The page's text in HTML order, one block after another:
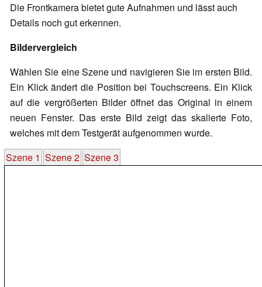
Die Frontkamera bietet gute Aufnahmen und lässt auch
Details noch gut erkennen.
Bildervergleich
Wählen Sie eine Szene und navigieren Sie im ersten Bild.
Ein Klick ändert die Position bei Touchscreens. Ein Klick
auf die vergrößerten Bilder öffnet das Original in einem
neuen Fenster. Das erste Bild zeigt das skalierte Foto,
welches mit dem Testgerät aufgenommen wurde.
Szene 1 Szene 2 Szene 3